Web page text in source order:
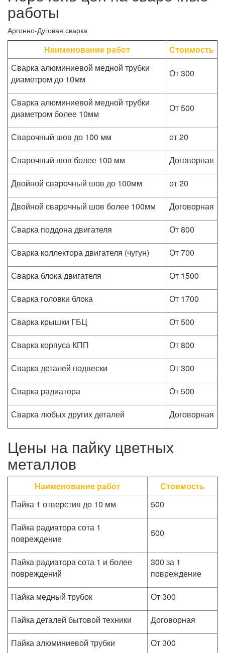
работы
Аргонно-Дуговая сварка
Наименование работ
Стоимость
Сварка алюминиевой медной трубки
диаметром до 10мм
От 300
Сварка алюминиевой медной трубки
диаметром более 10мм
От 500
Сварочный шов до 100 мм
от 20
Сварочный шов более 100 мм
Договорная
Двойной сварочный шов до 100мм
от 20
Двойной сварочный шов более 100мм
Договорная
Сварка поддона двигателя
От 800
Сварка коллектора двигателя (чугун)
От 700
Сварка блока двигателя
От 1500
Сварка головки блока
От 1700
Сварка крышки ГБЦ
От 500
Сварка корпуса КПП
От 800
Сварка деталей подвески
От 300
Сварка радиатора
От 500
Сварка любых других деталей
Договорная
Цены на пайку цветных
металлов
Наименование работ
Стоимость
Пайка 1 отверстия до 10 мм
500
Пайка радиатора сота 1
повреждение
500
Пайка радиатора сота 1 и более
повреждений
300 за 1
повреждение
Пайка медный трубок
От 300
Пайка деталей бытовой техники
Договорная
Пайка алюминиевой трубки
От 300